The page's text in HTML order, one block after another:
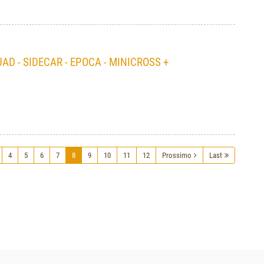
- SIDECAR - EPOCA - MINICROSS +
4 5 6 7 8 9 10 11 12 Prossimo Last